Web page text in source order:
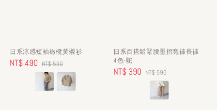
日系涼感短袖橄欖黃襯衫
Sale
NT$ 490 Regular
price
NT$ 590
日系百搭鬆緊腰壓摺寬褲長褲
4色-駝
Sale
NT$ 390 Regular
price
NT$ 590